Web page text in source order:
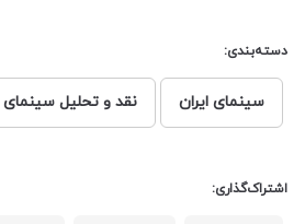
دسته‌بندی:
سینمای ایران نقد و تحلیل سینمای
اشتراک‌گذاری: